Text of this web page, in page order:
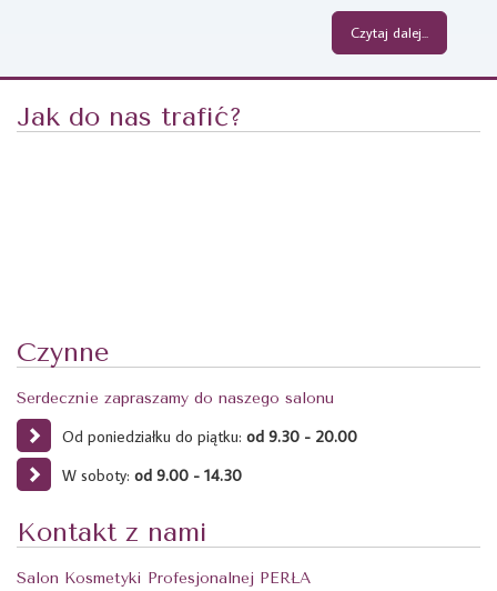
Czytaj dalej...
Jak do nas trafić?
Czynne
Serdecznie zapraszamy do naszego salonu
Od poniedziałku do piątku: od 9.30 - 20.00
W soboty: od 9.00 - 14.30
Kontakt z nami
Salon Kosmetyki Profesjonalnej PERŁA